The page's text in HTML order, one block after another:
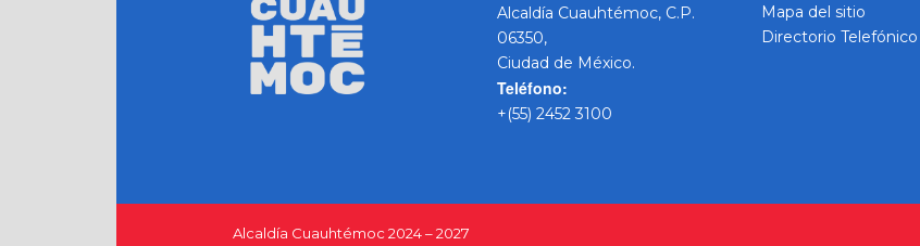
Alcaldía Cuauhtémoc, C.P.
06350,
Ciudad de México.
Teléfono:
+(55) 2452 3100
Mapa del sitio
Directorio Telefónico
Alcaldía Cuauhtémoc 2024 – 2027